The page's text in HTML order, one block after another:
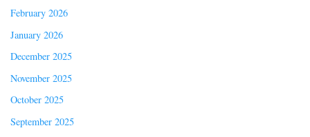
February 2026
January 2026
December 2025
November 2025
October 2025
September 2025